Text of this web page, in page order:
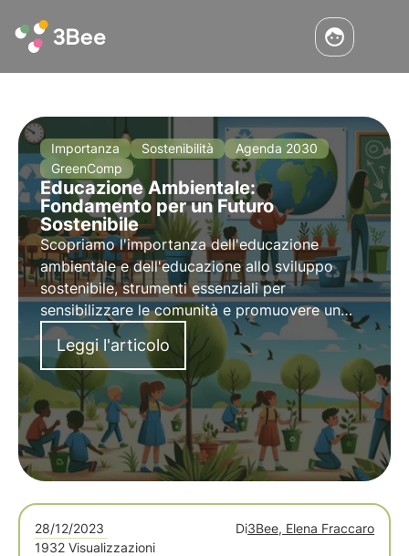
Importanza Sostenibilità
Agenda 2030
GreenComp
Educazione Ambientale:
Fondamento per un Futuro
Sostenibile
Scopriamo l'importanza dell'educazione
ambientale e dell'educazione allo sviluppo
sostenibile, strumenti essenziali per
sensibilizzare le comunità e promuovere un
futuro responsabile e rispettoso dell'ambiente.
Leggi l'articolo
28/12/2023 Di3Bee, Elena Fraccaro
1932 Visualizzazioni